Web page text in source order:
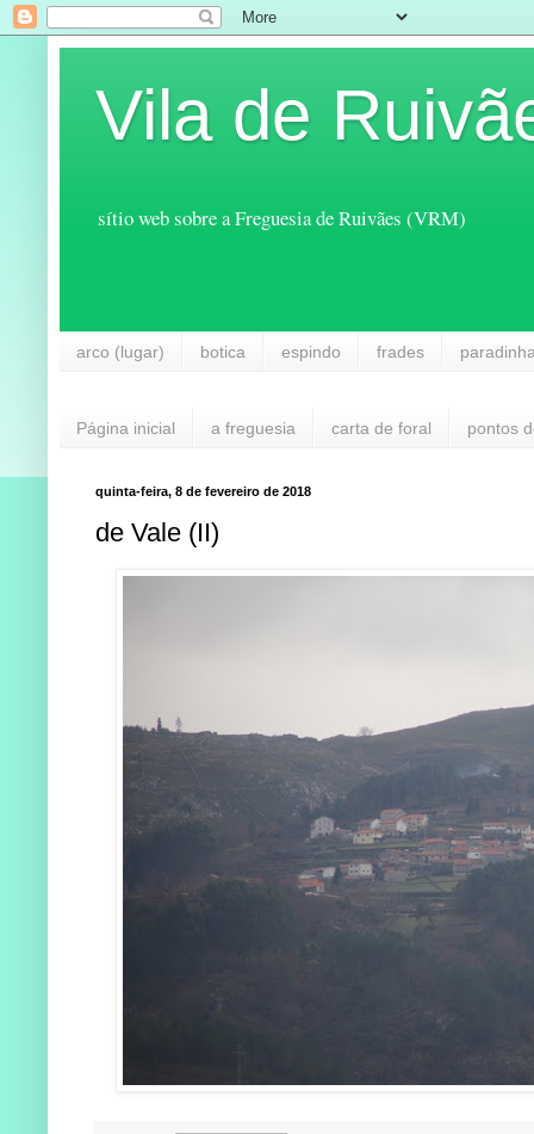
Vila de
sítio web sobre a Freguesia de Ruivães (VRM)
arco (lugar) botica espindo frades
Página inicial a freguesia carta de foral pontos
quinta-feira, 8 de fevereiro de 2018
de Vale (II)